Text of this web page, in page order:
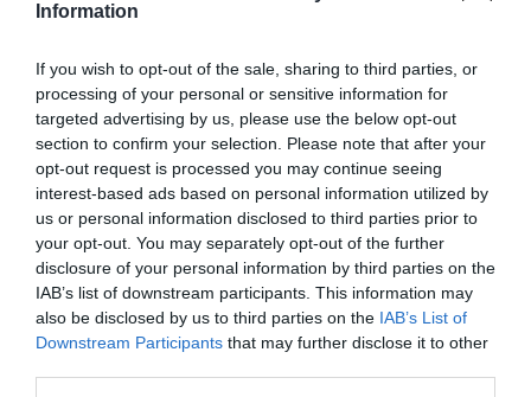
Information
If you wish to opt-out of the sale, sharing to third parties, or
processing of your personal or sensitive information for
targeted advertising by us, please use the below opt-out
section to confirm your selection. Please note that after your
opt-out request is processed you may continue seeing
interest-based ads based on personal information utilized by
us or personal information disclosed to third parties prior to
your opt-out. You may separately opt-out of the further
disclosure of your personal information by third parties on the
IAB’s list of downstream participants. This information may
also be disclosed by us to third parties on the IAB’s List of
Downstream Participants that may further disclose it to other
engednek be ebbe a szűk körbe.
4. Keveset beszélnek, és nehéz őket kiismerni
Az introvertáltak gyakran csendesek, ezért is gondolják
őket szégyenlősnek. Pedig csak jól meggondolják, hogy
kinek, mikor és mit mondanak el.
5. A sok külső inger összezavarja őket
Ha bizonyos tevékenységeknél, vagy helyzetekben túl
sok történés, és hatás éri őket, akkor hajlamosak
elveszteni a fókuszt, és a kontrolt.